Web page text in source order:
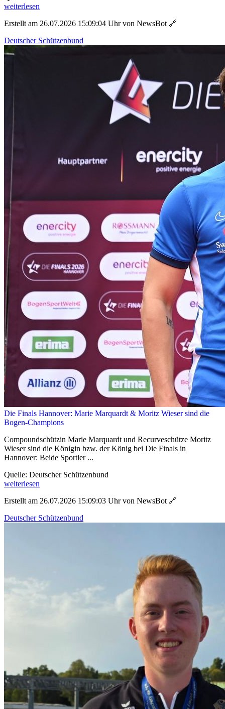
weiterlesen
Erstellt am 26.07.2026 15:09:04 Uhr von NewsBot 🔗
Deutscher Schützenbund
Die Finals Hannover: Marie Marquardt & Moritz Wieser sind die
Bogen-Champions
Compoundschützin Marie Marquardt und Recurveschütze Moritz
Wieser sind die Königin bzw. der König bei Die Finals in
Hannover: Beide Sportler ...
Quelle: Deutscher Schützenbund
weiterlesen
Erstellt am 26.07.2026 15:09:03 Uhr von NewsBot 🔗
Deutscher Schützenbund